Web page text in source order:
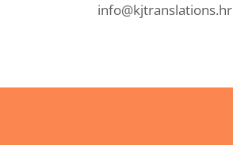
info@kjtranslations.hr